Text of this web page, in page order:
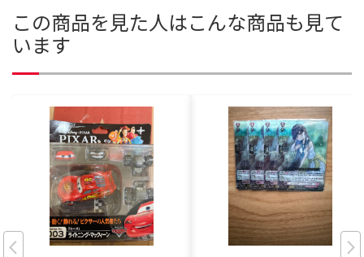
この商品を見た人はこんな商品も見て
います